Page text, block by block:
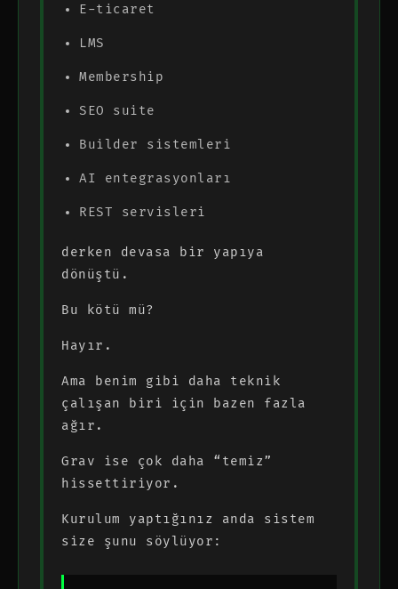
E-ticaret
LMS
Membership
SEO suite
Builder sistemleri
AI entegrasyonları
REST servisleri
derken devasa bir yapıya
dönüştü.
Bu kötü mü?
Hayır.
Ama benim gibi daha teknik
çalışan biri için bazen fazla
ağır.
Grav ise çok daha “temiz”
hissettiriyor.
Kurulum yaptığınız anda sistem
size şunu söylüyor: